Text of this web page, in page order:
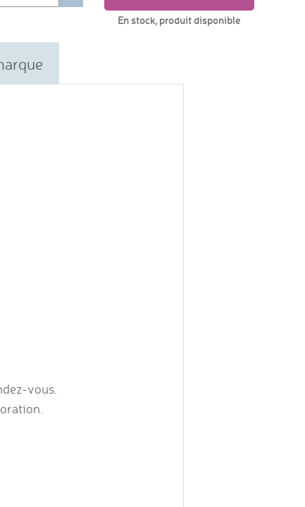
En stock, produit disponible
vous.